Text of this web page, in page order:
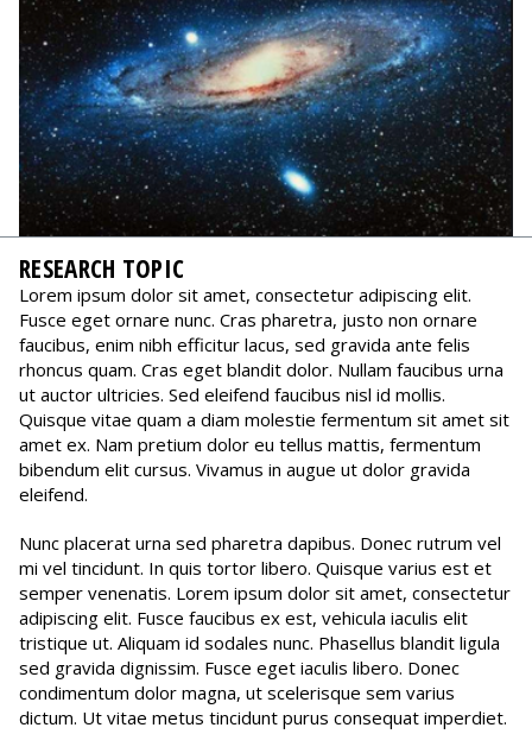
RESEARCH TOPIC
Lorem ipsum dolor sit amet, consectetur adipiscing elit.
Fusce eget ornare nunc. Cras pharetra, justo non ornare
faucibus, enim nibh efficitur lacus, sed gravida ante felis
rhoncus quam. Cras eget blandit dolor. Nullam faucibus urna
ut auctor ultricies. Sed eleifend faucibus nisl id mollis.
Quisque vitae quam a diam molestie fermentum sit amet sit
amet ex. Nam pretium dolor eu tellus mattis, fermentum
bibendum elit cursus. Vivamus in augue ut dolor gravida
eleifend.
Nunc placerat urna sed pharetra dapibus. Donec rutrum vel
mi vel tincidunt. In quis tortor libero. Quisque varius est et
semper venenatis. Lorem ipsum dolor sit amet, consectetur
adipiscing elit. Fusce faucibus ex est, vehicula iaculis elit
tristique ut. Aliquam id sodales nunc. Phasellus blandit ligula
sed gravida dignissim. Fusce eget iaculis libero. Donec
condimentum dolor magna, ut scelerisque sem varius
dictum. Ut vitae metus tincidunt purus consequat imperdiet.